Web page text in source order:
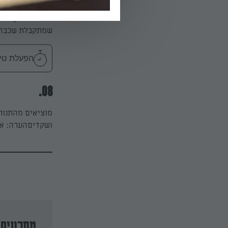
שמתקבלת שכבה
הפעלת טיימר
08.
מוציאים
ושקדיםהערה: